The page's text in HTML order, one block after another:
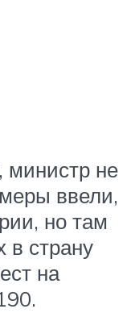
министр не
ввели,
но там
страну
на